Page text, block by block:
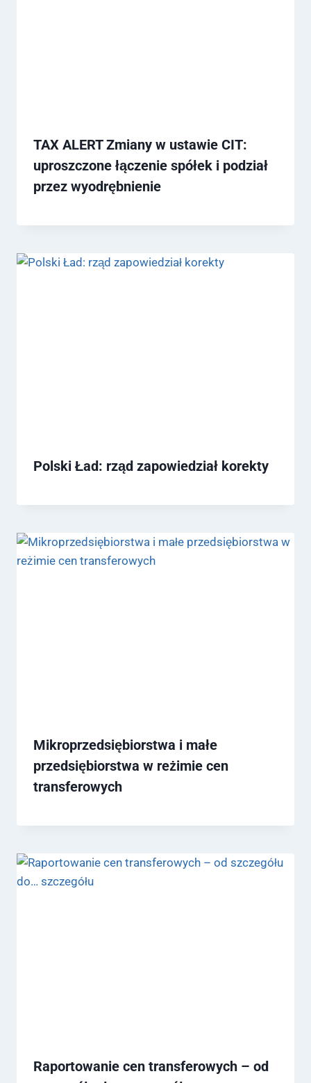
TAX ALERT Zmiany w ustawie CIT:
uproszczone łączenie spółek i podział
przez wyodrębnienie
Polski Ład: rząd zapowiedział korekty
Mikroprzedsiębiorstwa i małe
przedsiębiorstwa w reżimie cen
transferowych
Raportowanie cen transferowych – od